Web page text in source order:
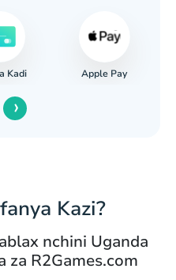
Kadi Apple Pay
›
Kazi?
nchini Uganda
za R2Games.com